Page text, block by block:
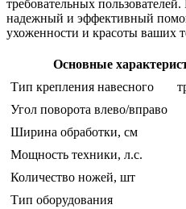
требовательных
надежный и эффективный
ухоженности и красоты ваших
Основные
Тип крепления навесного
Угол поворота влево/вправо
Ширина обработки, см
Мощность техники, л.с.
Количество ножей, шт
Тип оборудования